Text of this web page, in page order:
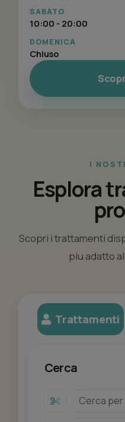
SABATO
10:00 - 20:00
DOMENICA
Chiuso
I
Esplora
Scopri i trattamenti
piu adatto
Trattamenti
Cerca